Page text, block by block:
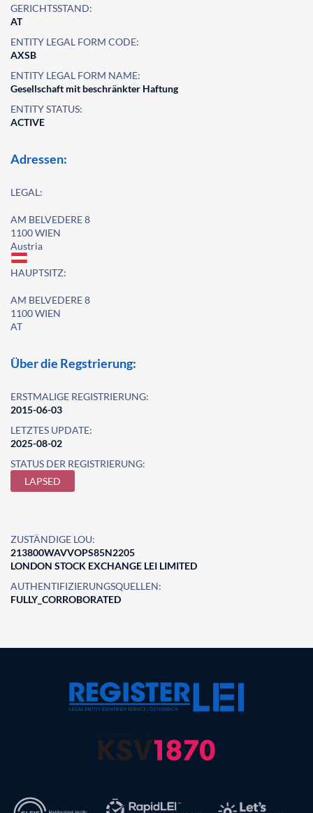
GERICHTSSTAND:
AT
ENTITY LEGAL FORM CODE:
AXSB
ENTITY LEGAL FORM NAME:
Gesellschaft mit beschränkter Haftung
ENTITY STATUS:
ACTIVE
Adressen:
LEGAL:
AM BELVEDERE 8
1100 WIEN
Austria
HAUPTSITZ:
AM BELVEDERE 8
1100 WIEN
AT
Über die Regstrierung:
ERSTMALIGE REGISTRIERUNG:
2015-06-03
LETZTES UPDATE:
2025-08-02
STATUS DER REGISTRIERUNG:
LAPSED
ZUSTÄNDIGE LOU:
213800WAVVOPS85N2205
LONDON STOCK EXCHANGE LEI LIMITED
AUTHENTIFIZIERUNGSQUELLEN:
FULLY_CORROBORATED